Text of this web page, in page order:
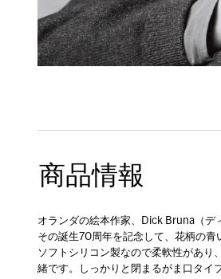
商品情報
オランダの絵本作家、Dick Bruna（デ
その誕生70周年を記念して、花柄の青
ソフトシリコン製なので柔軟性があり
緒です。しっかりと閉まるがま口タイ